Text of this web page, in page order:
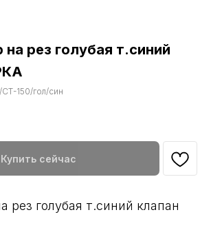
рез голубая т.синий
150/гол/син
Купить сейчас
рез голубая т.синий клапан